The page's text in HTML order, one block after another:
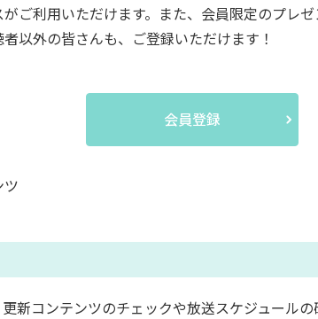
ご利用いただけます。また、会員限定のプレ
以外の皆さんも、ご登録いただけます！
会員登録
新コンテンツのチェックや放送スケジュールの